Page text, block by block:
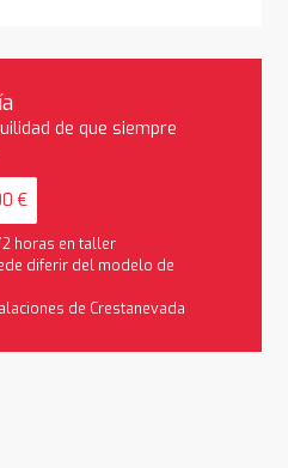
de que siempre
€
horas en taller
diferir del modelo de
de Crestanevada